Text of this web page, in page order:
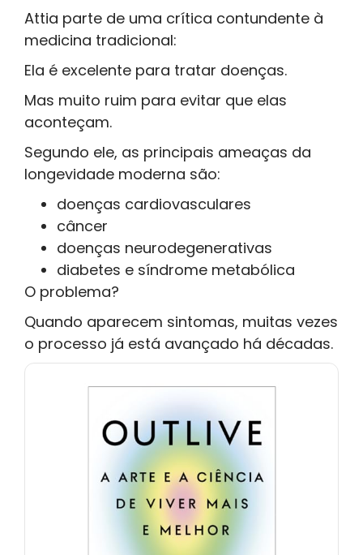
Attia parte de uma crítica contundente à
medicina tradicional:
Ela é excelente para tratar doenças.
Mas muito ruim para evitar que elas
aconteçam.
Segundo ele, as principais ameaças da
longevidade moderna são:
doenças cardiovasculares
câncer
doenças neurodegenerativas
diabetes e síndrome metabólica
O problema?
Quando aparecem sintomas, muitas vezes
o processo já está avançado há décadas.